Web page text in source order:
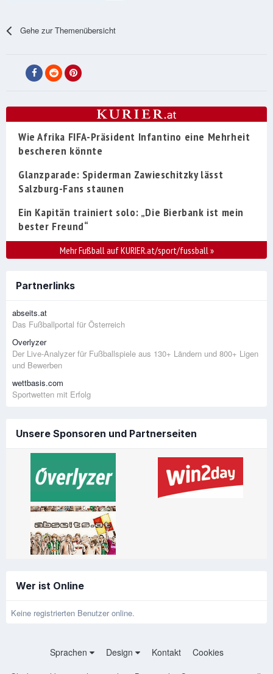
Gehe zur Themenübersicht
Wie Afrika FIFA-Präsident Infantino eine Mehrheit
bescheren könnte
Glanzparade: Spiderman Zawieschitzky lässt
Salzburg-Fans staunen
Ein Kapitän trainiert solo: „Die Bierbank ist mein
bester Freund“
Mehr Fußball auf KURIER.at/sport/fussball»
Partnerlinks
abseits.at
Das Fußballportal für Österreich
Overlyzer
Der Live-Analyzer für Fußballspiele aus 130+ Ländern und 800+ Ligen
und Bewerben
wettbasis.com
Sportwetten mit Erfolg
Unsere Sponsoren und Partnerseiten
Wer ist Online
Keine registrierten Benutzer online.
Sprachen Design Kontakt Cookies